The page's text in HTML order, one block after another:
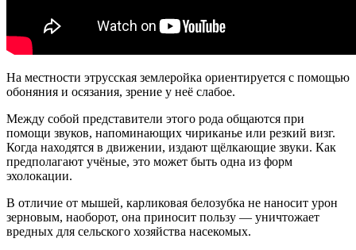
На местности этрусская землеройка ориентируется с помощью
обоняния и осязания, зрение у неё слабое.
Между собой представители этого рода общаются при
помощи звуков, напоминающих чириканье или резкий визг.
Когда находятся в движении, издают щёлкающие звуки. Как
предполагают учёные, это может быть одна из форм
эхолокации.
В отличие от мышей, карликовая белозубка не наносит урон
зерновым, наоборот, она приносит пользу — уничтожает
вредных для сельского хозяйства насекомых.